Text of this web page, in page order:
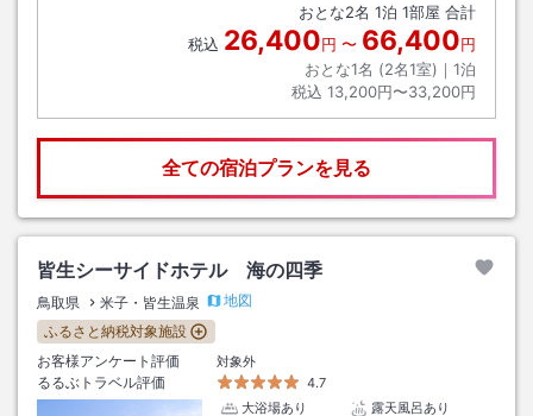
おとな2名 1泊 1部屋 合計
税込 26,400円 〜 66,400円
おとな1名 (2名1室)｜ 1泊
税込 13,200円〜33,200円
全ての宿泊プランを見る
皆生シーサイドホテル 海の四季
鳥取県 米子・皆生温泉
地図
ふるさと納税対象施設
お客様アンケート評価
対象外
るるぶトラベル評価
4.7
大浴場あり
露天風呂あり